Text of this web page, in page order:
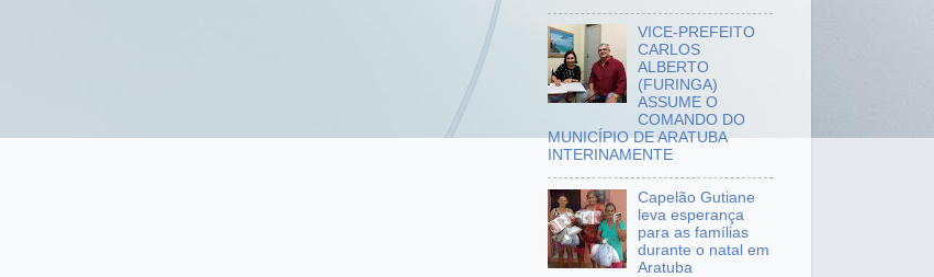
VICE-PREFEITO
CARLOS
ALBERTO
(FURINGA)
ASSUME O
COMANDO DO
MUNICÍPIO DE ARATUBA
INTERINAMENTE
Capelão Gutiane
leva esperança
para as famílias
durante o natal em
Aratuba